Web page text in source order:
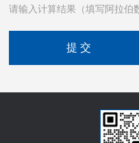
请输入计算结果（填写阿拉伯